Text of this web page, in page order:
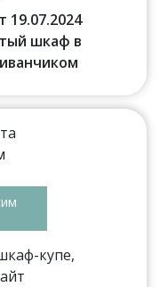
19.07.2024
шкаф в
купе,